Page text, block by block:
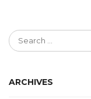
ARCHIVES